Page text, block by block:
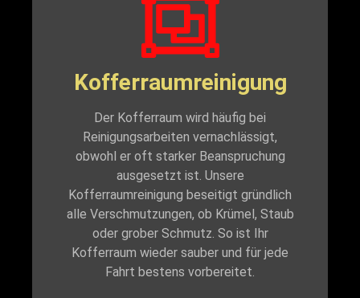
Kofferraumreinigung
Der Kofferraum wird häufig bei
Reinigungsarbeiten vernachlässigt,
obwohl er oft starker Beanspruchung
ausgesetzt ist. Unsere
Kofferraumreinigung beseitigt gründlich
alle Verschmutzungen, ob Krümel, Staub
oder grober Schmutz. So ist Ihr
Kofferraum wieder sauber und für jede
Fahrt bestens vorbereitet.